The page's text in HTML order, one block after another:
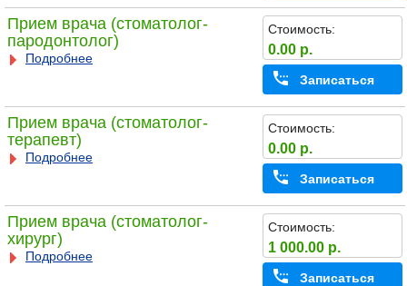
Прием врача (стоматолог-
пародонтолог)
Подробнее
Стоимость:
0.00 р.
Записаться
Прием врача (стоматолог-
терапевт)
Подробнее
Стоимость:
0.00 р.
Записаться
Прием врача (стоматолог-
хирург)
Подробнее
Стоимость:
1 000.00 р.
Записаться